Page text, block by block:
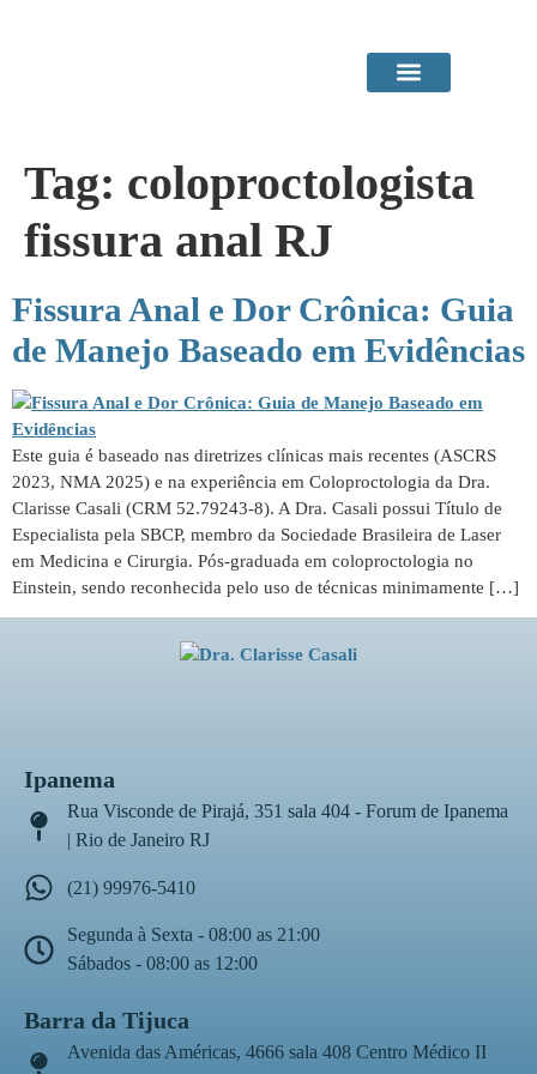
Tag: coloproctologista
fissura anal RJ
Fissura Anal e Dor Crônica: Guia
de Manejo Baseado em Evidências
Este guia é baseado nas diretrizes clínicas mais recentes (ASCRS
2023, NMA 2025) e na experiência em Coloproctologia da Dra.
Clarisse Casali (CRM 52.79243-8). A Dra. Casali possui Título de
Especialista pela SBCP, membro da Sociedade Brasileira de Laser
em Medicina e Cirurgia. Pós-graduada em coloproctologia no
Einstein, sendo reconhecida pelo uso de técnicas minimamente […]
Ipanema
Rua Visconde de Pirajá, 351 sala 404 - Forum de Ipanema
| Rio de Janeiro RJ
(21) 99976-5410
Segunda à Sexta - 08:00 as 21:00
Sábados - 08:00 as 12:00
Barra da Tijuca
Avenida das Américas, 4666 sala 408 Centro Médico II